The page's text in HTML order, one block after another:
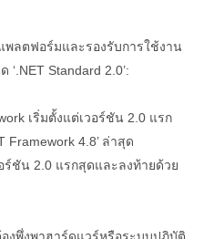
ลตฟอร์มและรองรับการใช้งาน
Standard 2.0’:
เริ่มตั้งแต่เวอร์ชัน 2.0 แรก
Framework 4.8’ ล่าสุด
อร์ชัน 2.0 แรกสุดและลงท้ายด้วย